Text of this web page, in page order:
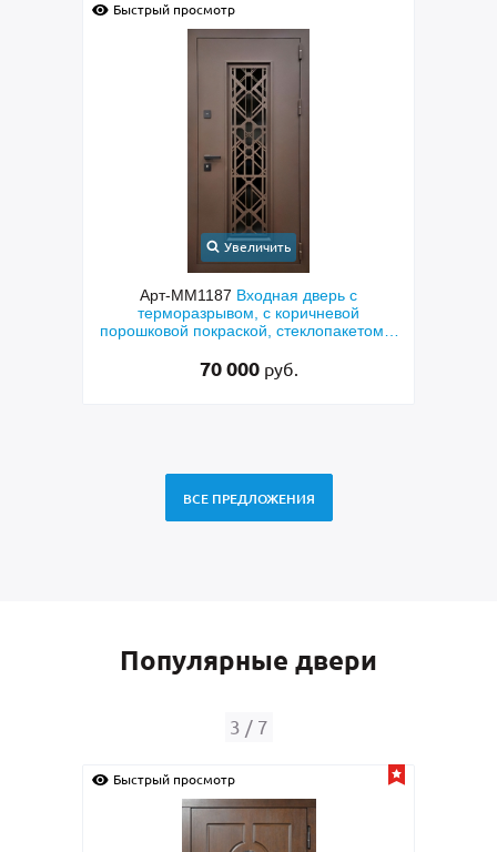
стеклопакетом и
Быстрый просмотр
Арт-ММ1384Входная дверь с
металлофиленкой, бугельной ручкой и
порошковым напылением RAL 7021
ВСЕ ПРЕДЛОЖЕНИЯ
Популярные двери
4 / 7
Быстрый просмотр